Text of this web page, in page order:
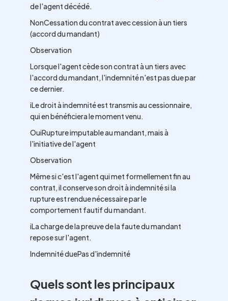
de l'agent décédé.
NonCessation du contrat avec cession à un tiers
(accord du mandant)
Observation
Lorsque l'agent cède son contrat à un tiers avec
l'accord du mandant, l'indemnité n'est pas due par
ce dernier.
iLe droit à indemnité est transmis au cessionnaire,
qui en bénéficiera le moment venu.
OuiRupture imputable au mandant, mais à
l'initiative de l'agent
Observation
Même si c'est l'agent qui met formellement fin au
contrat, il conserve son droit à indemnité si la
rupture est rendue nécessaire par le
comportement fautif du mandant.
iLa charge de la preuve de la faute du mandant
repose sur l'agent.
Indemnité duePas d'indemnité
Quels sont les principaux